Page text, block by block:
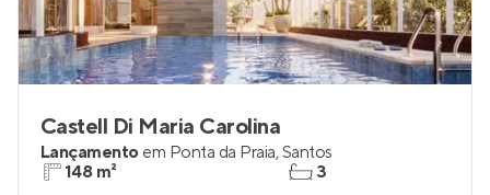
Castell Di Maria Carolina
Lançamento em Ponta da Praia,Santos
148 m²
3